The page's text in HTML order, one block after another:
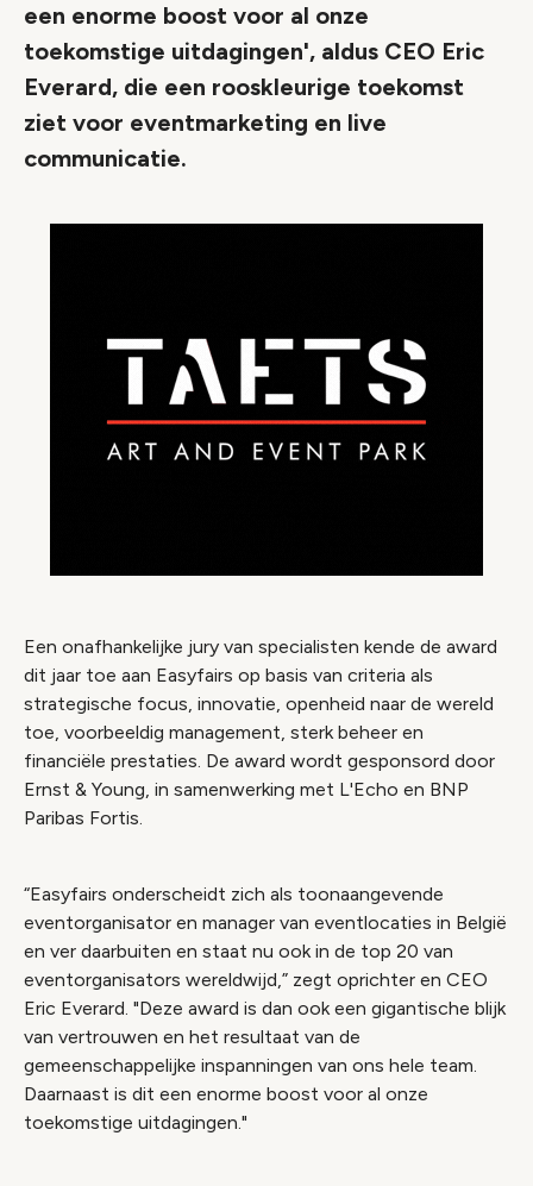
een enorme boost voor al onze
toekomstige uitdagingen', aldus CEO Eric
Everard, die een rooskleurige toekomst
ziet voor eventmarketing en live
communicatie.
Een onafhankelijke jury van specialisten kende de award
dit jaar toe aan Easyfairs op basis van criteria als
strategische focus, innovatie, openheid naar de wereld
toe, voorbeeldig management, sterk beheer en
financiële prestaties. De award wordt gesponsord door
Ernst & Young, in samenwerking met L'Echo en BNP
Paribas Fortis.
“Easyfairs onderscheidt zich als toonaangevende
eventorganisator en manager van eventlocaties in België
en ver daarbuiten en staat nu ook in de top 20 van
eventorganisators wereldwijd,” zegt oprichter en CEO
Eric Everard. "Deze award is dan ook een gigantische blijk
van vertrouwen en het resultaat van de
gemeenschappelijke inspanningen van ons hele team.
Daarnaast is dit een enorme boost voor al onze
toekomstige uitdagingen."